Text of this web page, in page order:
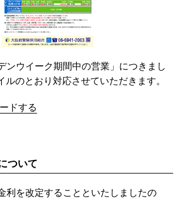
ンウイーク期間中の営業」につきまし
ルのとおり対応させていただきます。
ドする
ついて
利を改定することといたしましたの